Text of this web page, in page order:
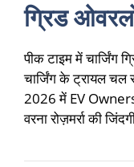
ग्रिड
पीक टाइम में चार्जिंग
चार्जिंग के ट्रायल चल
2026 में EV Owners
वरना रोज़मर्रा की